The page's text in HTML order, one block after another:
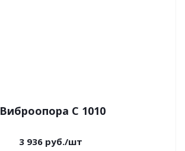
Виброопора C 1010
3 936 руб./шт